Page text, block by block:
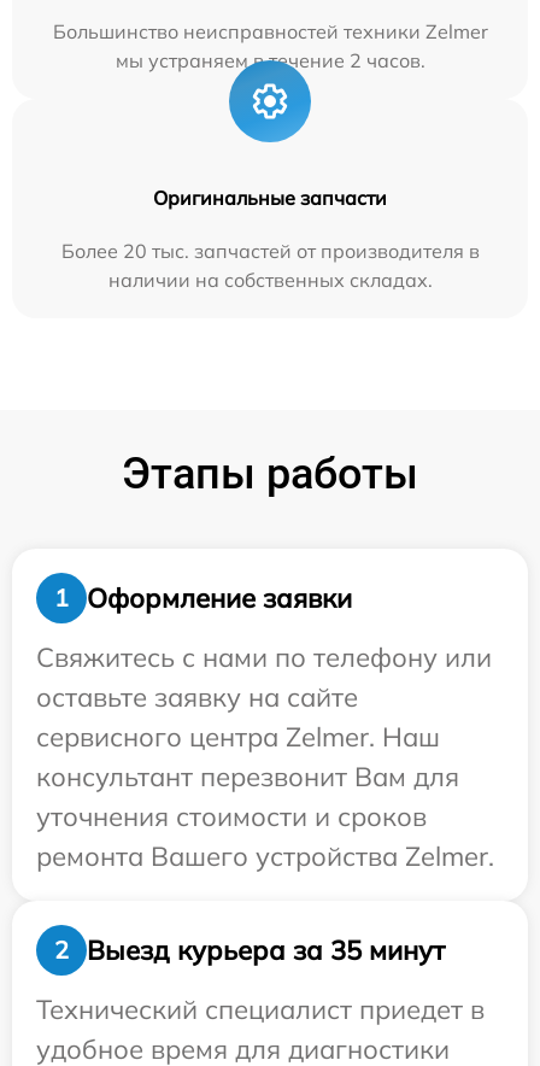
Большинство неисправностей техники Zelmer
мы устраняем в течение 2 часов.
Оригинальные запчасти
Более 20 тыс. запчастей от производителя в
наличии на собственных складах.
Этапы работы
1
Оформление заявки
Свяжитесь с нами по телефону или
оставьте заявку на сайте
сервисного центра Zelmer. Наш
консультант перезвонит Вам для
уточнения стоимости и сроков
ремонта Вашего устройства Zelmer.
2
Выезд курьера за 35 минут
Технический специалист приедет в
удобное время для диагностики